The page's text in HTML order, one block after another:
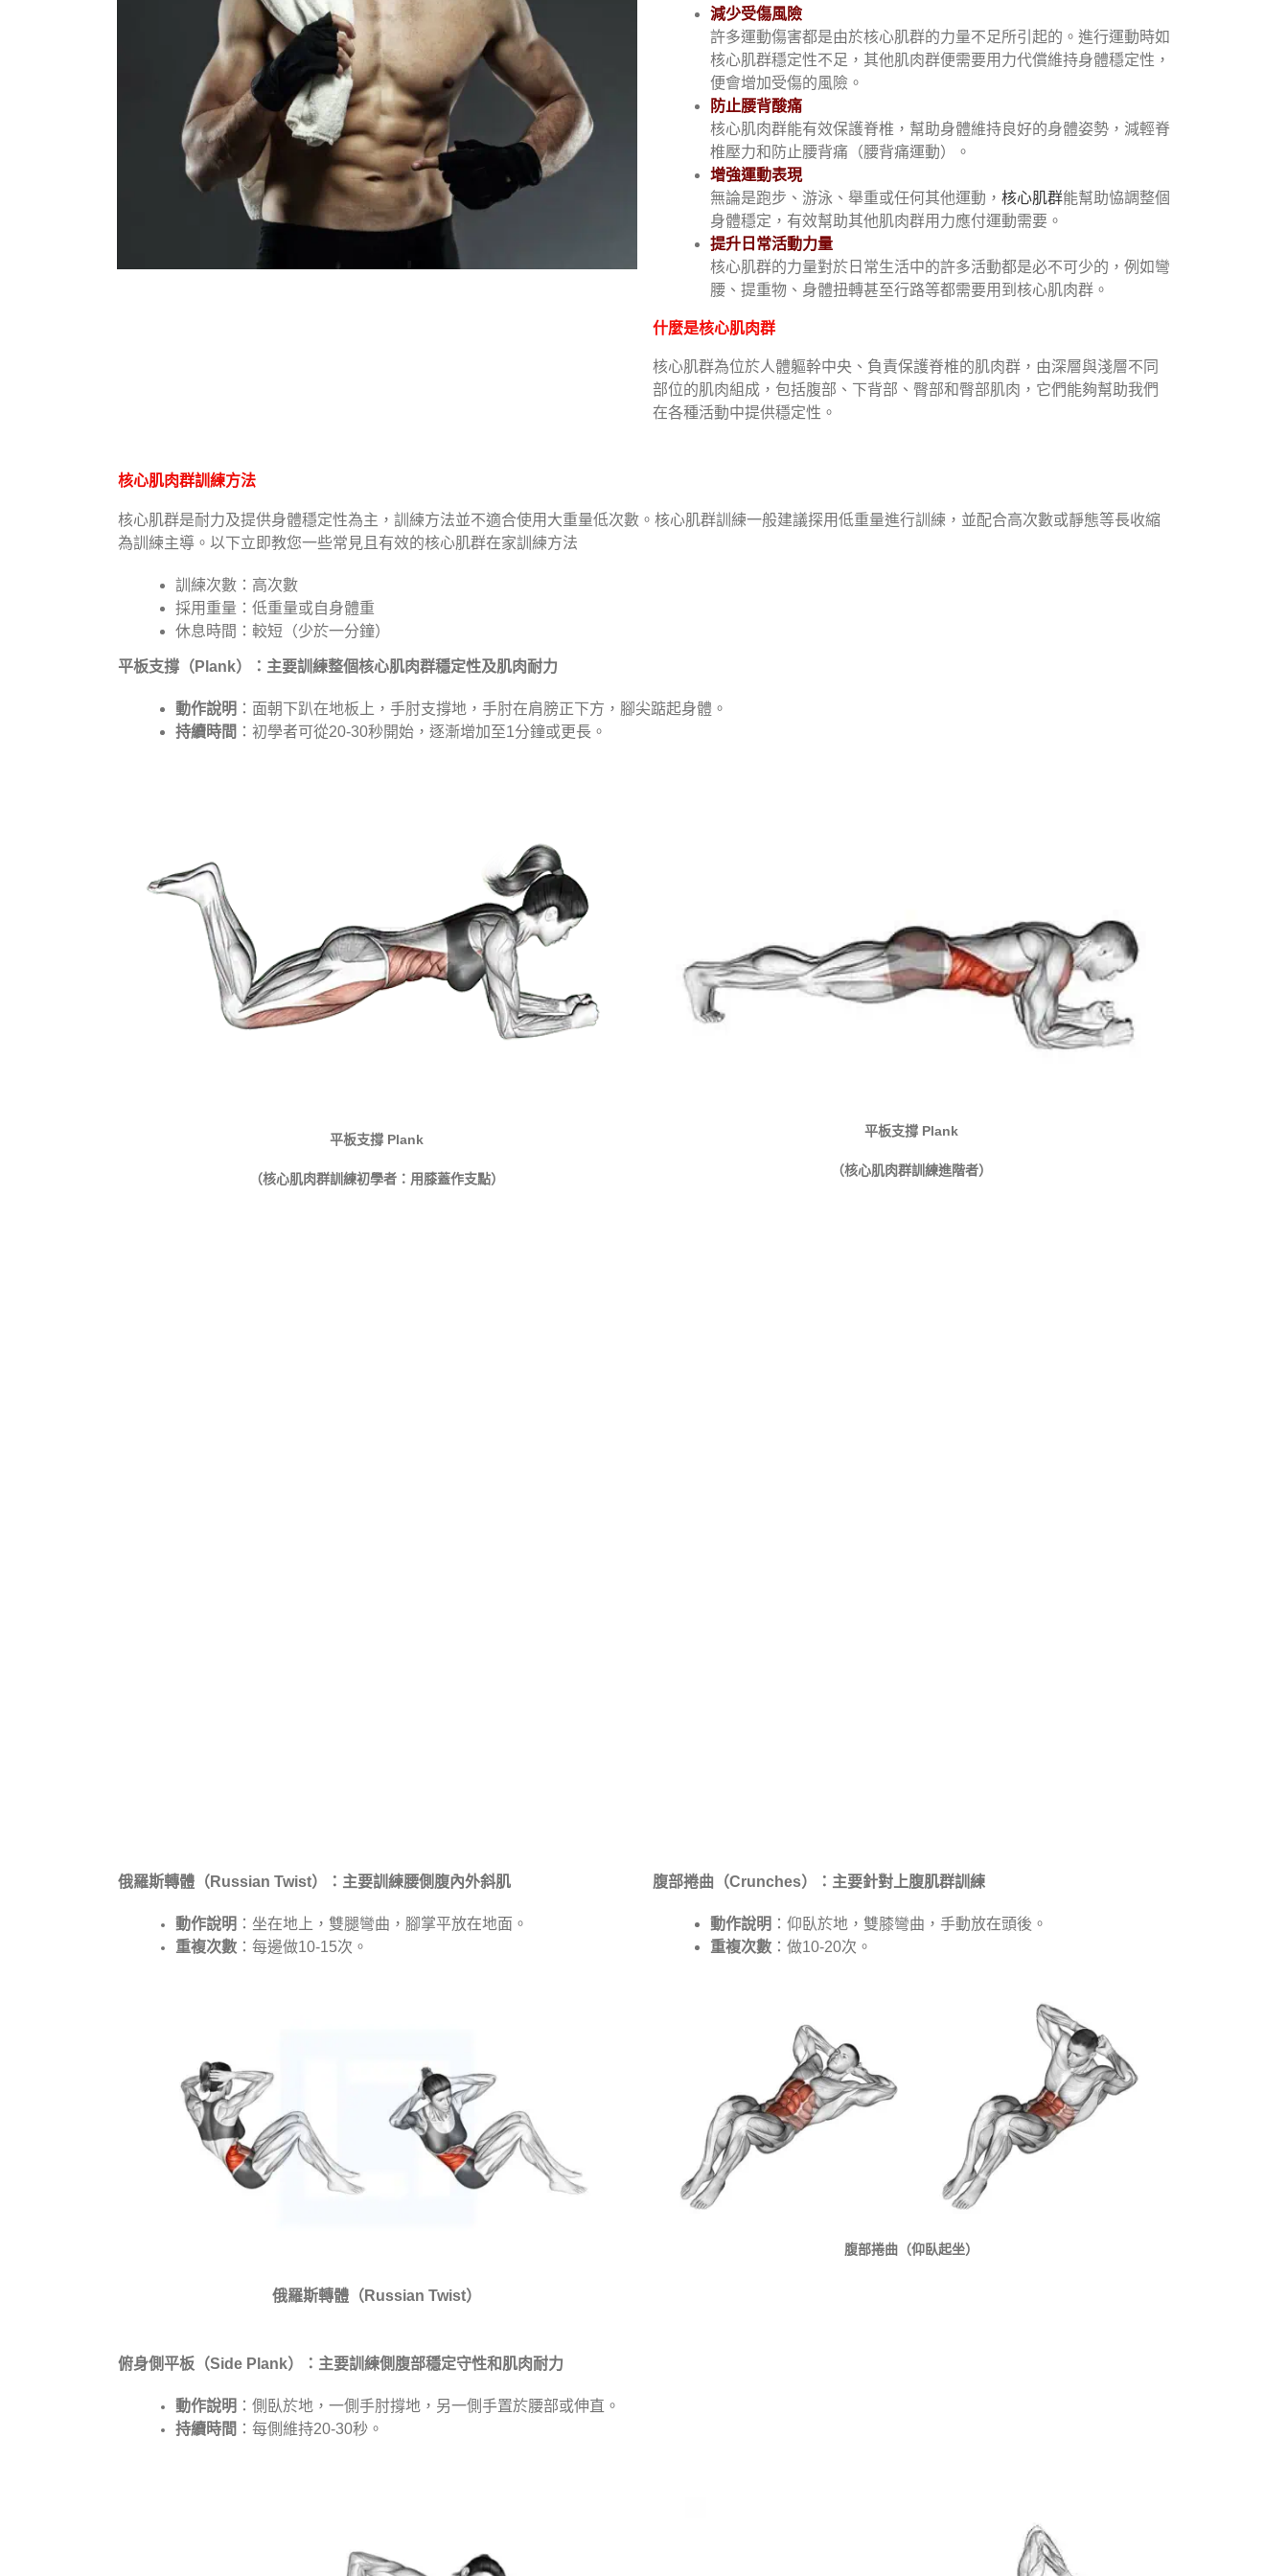
減少受傷風險
許多運動傷害都是由於核心肌群的力量不足所引起的。進行運動時如
核心肌群穩定性不足，其他肌肉群便需要用力代償維持身體穩定性，
便會增加受傷的風險。
防止腰背酸痛
核心肌肉群能有效保護脊椎，幫助身體維持良好的身體姿勢，減輕脊
椎壓力和防止腰背痛（腰背痛運動）
。
增強運動表現
無論是跑步、游泳、舉重或任何其他運動， 核心肌群能幫助恊調整個
身體穩定，有效幫助其他肌肉群用力應付運動需要。
提升日常活動力量
核心肌群的力量對於日常生活中的許多活動都是必不可少的，例如彎
腰、提重物、身體扭轉甚至行路等都需要用到核心肌肉群。
什麼是核心肌肉群
核心肌群為位於人體軀幹中央、負責保護脊椎的肌肉群，由深層與淺層不同
部位的肌肉組成，包括腹部、下背部、臀部和臀部肌肉，它們能夠幫助我們
在各種活動中提供穩定性。
核心肌肉群訓練方法
核心肌群是耐力及提供身體穩定性為主，訓練方法並不適合使用大重量低次數。核心肌群訓練一般建議探用低重量進行訓練，並配合高次數或靜態等長收縮
為訓練主導。以下立即教您一些常見且有效的核心肌群在家訓練方法
訓練次數：高次數
採用重量：低重量或自身體重
休息時間：較短（少於一分鐘）
平板支撐（Plank）：主要訓練整個核心肌肉群穩定性及肌肉耐力
動作說明 ：面朝下趴在地板上，手肘支撐地，手肘在肩膀正下方，腳尖踮起身體。
持續時間 ：初學者可從20-30秒開始，逐漸增加至1分鐘或更長。
平板支撐 Plank
（核心肌肉群訓練初學者：用膝蓋作支點）
平板支撐 Plank
（核心肌肉群訓練進階者）
俄羅斯轉體（Russian Twist）：主要訓練腰側腹內外斜肌
動作說明 ：坐在地上，雙腿彎曲，腳掌平放在地面。
重複次數 ：每邊做10-15次。
俄羅斯轉體（Russian Twist）
腹部捲曲（Crunches）：主要針對上腹肌群訓練
動作說明 ：仰臥於地，雙膝彎曲，手動放在頭後。
重複次數：做10-20次。
腹部捲曲（仰臥起坐）
俯身側平板（Side Plank）： 主要訓練側腹部穩定守性和肌肉耐力
動作說明 ：側臥於地，一側手肘撐地，另一側手置於腰部或伸直。
持續時間 ：每側維持20-30秒。